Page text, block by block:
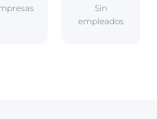
Sin
empleados